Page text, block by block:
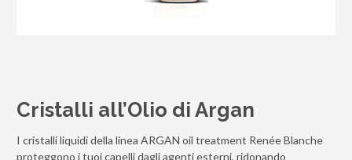
Cristalli all’Olio di Argan
I cristalli liquidi della linea ARGAN oil treatment Renée Blanche
proteggono i tuoi capelli dagli agenti esterni, ridonando